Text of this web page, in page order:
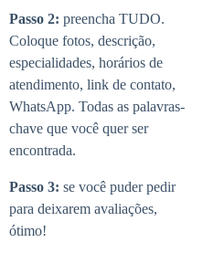
Passo 2: preencha TUDO.
Coloque fotos, descrição,
especialidades, horários de
atendimento, link de contato,
WhatsApp. Todas as palavras-
chave que você quer ser
encontrada.
Passo 3: se você puder pedir
para deixarem avaliações,
ótimo!